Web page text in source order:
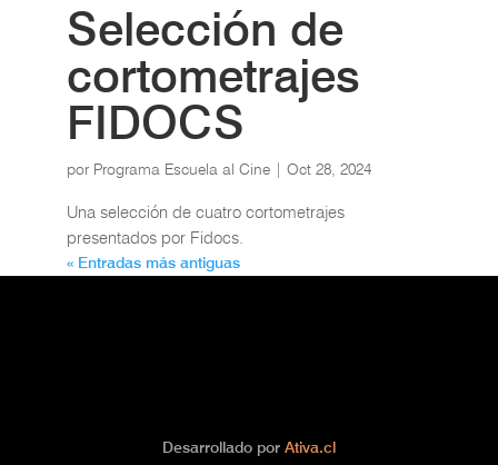
Selección de
cortometrajes
FIDOCS
por Programa Escuela al Cine| Oct 28, 2024
Una selección de cuatro cortometrajes
presentados por Fidocs.
« Entradas más antiguas
Desarrollado por Ativa.cl